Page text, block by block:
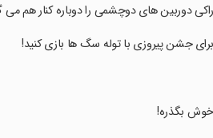
‏راکی دوربین های دوچشمی را دوباره کنار هم می
‏برای جشن پیروزی با توله سگ ها بازی کنید!
‏خوش بگذره!